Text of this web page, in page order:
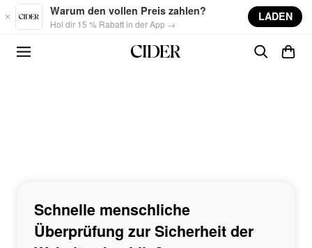
Skip to main content
Warum den vollen Preis zahlen?
Hol dir 15 % Rabatt in der App →
LADEN
Schnelle menschliche
Überprüfung zur Sicherheit der